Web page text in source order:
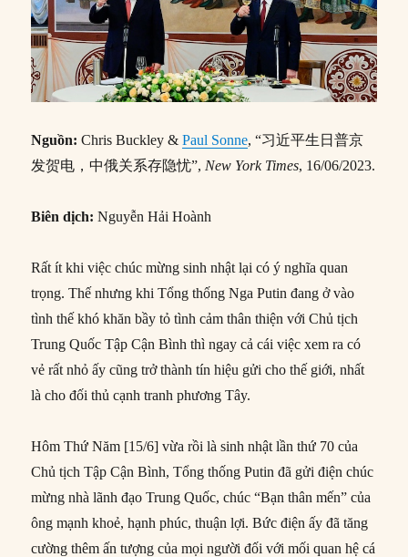
Nguồn: Chris Buckley &Paul Sonne, “习近平生日普京
发贺电，中俄关系存隐忧”, New York Times, 16/06/2023.
Biên dịch: Nguyễn Hải Hoành
Rất ít khi việc chúc mừng sinh nhật lại có ý nghĩa quan
trọng. Thế nhưng khi Tổng thống Nga Putin đang ở vào
tình thế khó khăn bầy tỏ tình cảm thân thiện với Chủ tịch
Trung Quốc Tập Cận Bình thì ngay cả cái việc xem ra có
vẻ rất nhỏ ấy cũng trở thành tín hiệu gửi cho thế giới, nhất
là cho đối thủ cạnh tranh phương Tây.
Hôm Thứ Năm [15/6] vừa rồi là sinh nhật lần thứ 70 của
Chủ tịch Tập Cận Bình, Tổng thống Putin đã gửi điện chúc
mừng nhà lãnh đạo Trung Quốc, chúc “Bạn thân mến” của
ông mạnh khoẻ, hạnh phúc, thuận lợi. Bức điện ấy đã tăng
cường thêm ấn tượng của mọi người đối với mối quan hệ cá